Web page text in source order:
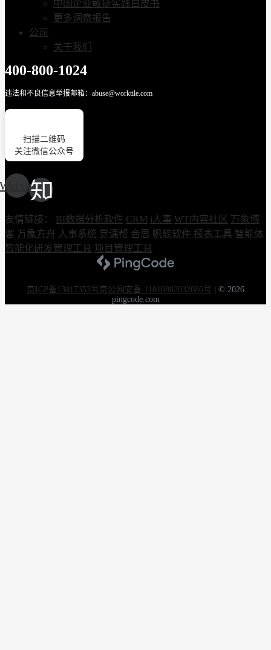
中国企业敏捷实践白皮书
更多洞察报告
公司
关于我们
400-800-1024
违法和不良信息举报邮箱：abuse@worktile.com
扫描二维码
关注微信公众号
Weixin
友情链接： BI数据分析软件 CRM i人事 WT内容社区 万象博
客 万象方舟 人事系统 党课帮 合思 帆软软件 报表工具 智能体
智能化研发管理工具 项目管理工具
京ICP备13017353号京公网安备 11010802032686号
© 2026
pingcode.com